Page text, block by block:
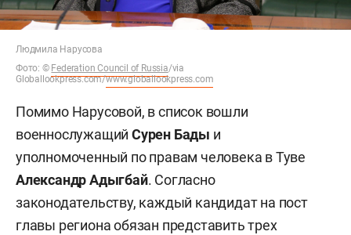
Людмила Нарусова
Фото: © Federation Council of Russia/via
Globallookpress.com/www.globallookpress.com
Помимо Нарусовой, в список вошли
военнослужащийСурен Бады и
уполномоченный по правам человека в Туве
Александр Адыгбай. Согласно
законодательству, каждый кандидат на пост
главы региона обязан представить трех